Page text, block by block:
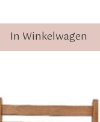
In Winkelwagen